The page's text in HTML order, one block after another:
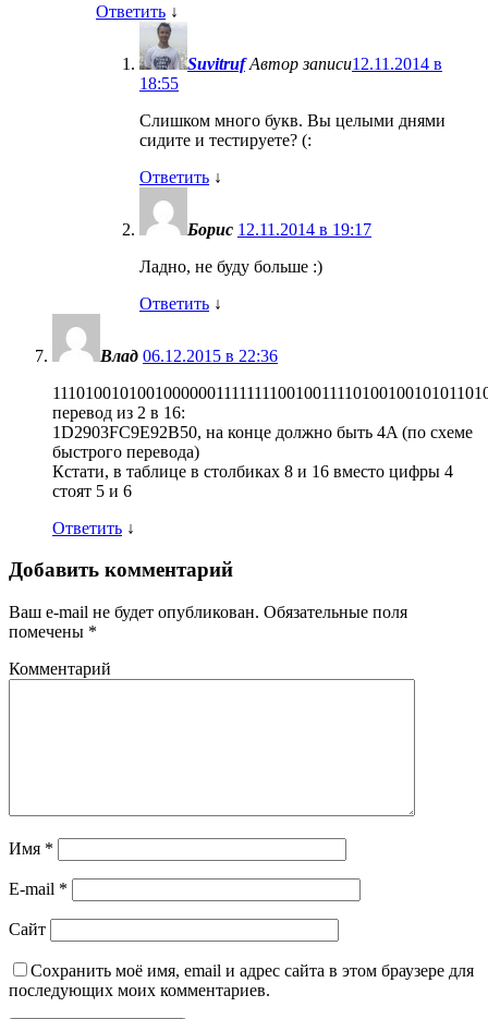
Ответить ↓
Suvitruf Автор записи12.11.2014 в
18:55
Слишком много букв. Вы целыми днями
сидите и тестируете? (:
Ответить ↓
Борис 12.11.2014 в 19:17
Ладно, не буду больше :)
Ответить ↓
Влад 06.12.2015 в 22:36
перевод из 2 в 16:
1D2903FC9E92B50, на конце должно быть 4A (по схеме
быстрого перевода)
Кстати, в таблице в столбиках 8 и 16 вместо цифры 4
стоят 5 и 6
Ответить ↓
Добавить комментарий
Ваш e-mail не будет опубликован. Обязательные поля
помечены *
Комментарий
Имя *
E-mail *
Сайт
Сохранить моё имя, email и адрес сайта в этом браузере для
последующих моих комментариев.